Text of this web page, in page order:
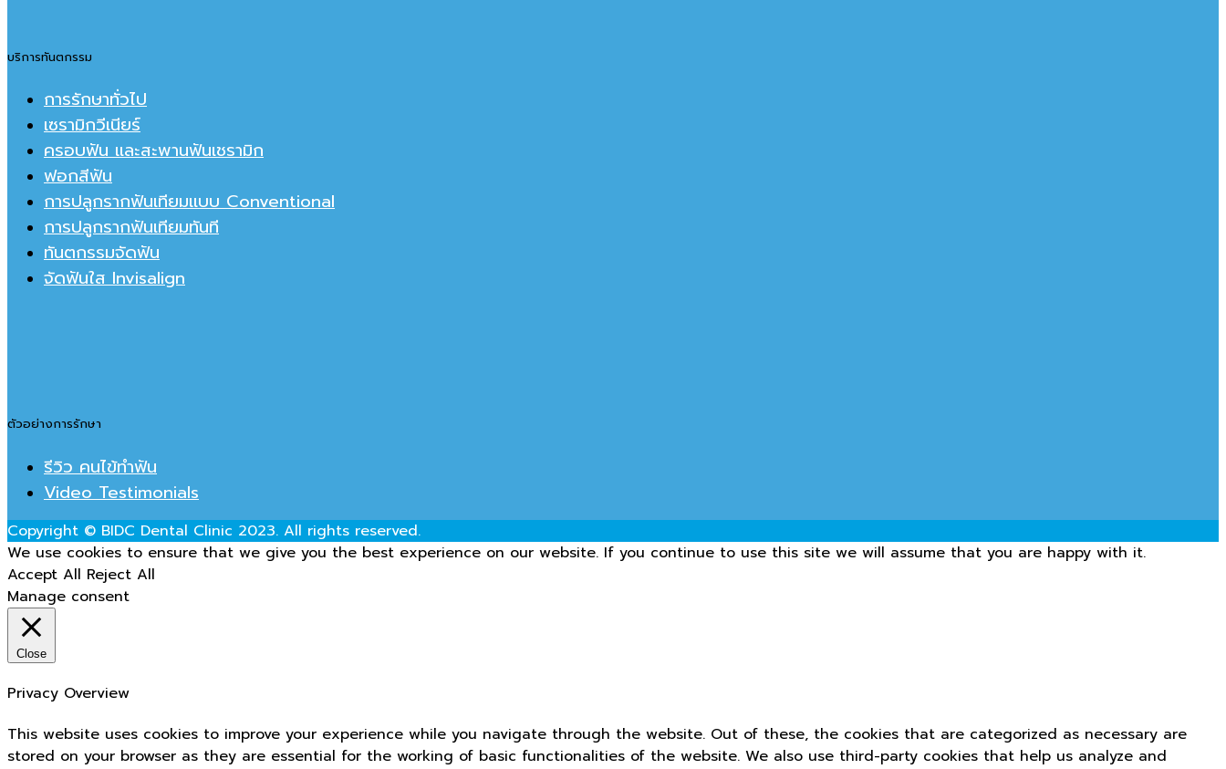
บริการทันตกรรม
การรักษาทั่วไป
เซรามิกวีเนียร์
ครอบฟัน และสะพานฟันเชรามิก
ฟอกสีฟัน
การปลูกรากฟันเทียมแบบ Conventional
การปลูกรากฟันเทียมทันที
ทันตกรรมจัดฟัน
จัดฟันใส Invisalign
ตัวอย่างการรักษา
รีวิว คนไข้ทำฟัน
Video Testimonials
Copyright © BIDC Dental Clinic 2023. All rights reserved.
We use cookies to ensure that we give you the best experience on our website. If you continue to use this site we will assume that you are happy with it.
Accept All Reject All
Manage consent
Close
Privacy Overview
This website uses cookies to improve your experience while you navigate through the website. Out of these, the cookies that are categorized as necessary are
stored on your browser as they are essential for the working of basic functionalities of the website. We also use third-party cookies that help us analyze and